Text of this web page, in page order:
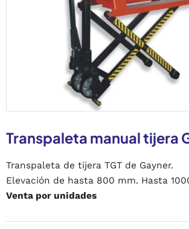
Transpaleta manual tijera
Transpaleta de tijera TGT de Gayner.
Elevación de hasta 800 mm. Hasta
Venta por unidades